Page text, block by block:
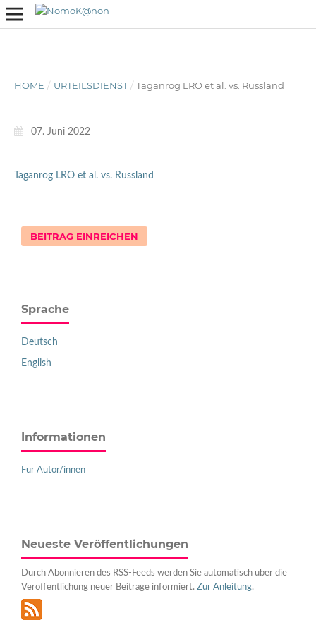
HOME / URTEILSDIENST / Taganrog LRO et al. vs. Russland
07. Juni 2022
Taganrog LRO et al. vs. Russland
BEITRAG EINREICHEN
Sprache
Deutsch
English
Informationen
Für Autor/innen
Neueste Veröffentlichungen
Durch Abonnieren des RSS-Feeds werden Sie automatisch über die
Veröffentlichung neuer Beiträge informiert. Zur Anleitung.